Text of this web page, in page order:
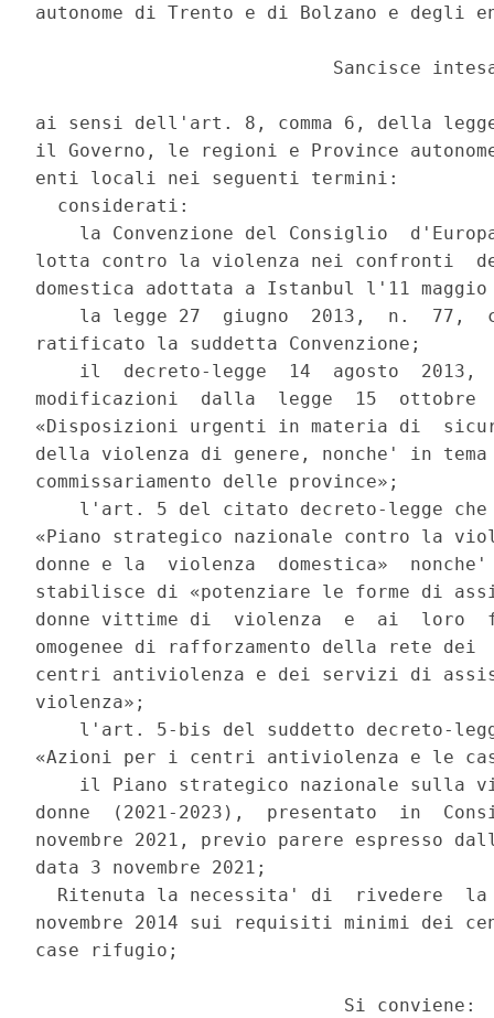
autonome di Trento e di Bolzano e
Sancisce
ai sensi dell'art. 8, comma 6, della
il Governo, le regioni e Province
enti locali nei seguenti termini:
  considerati:
la Convenzione del Consiglio
lotta contro la violenza nei confronti
domestica adottata a Istanbul l'11
la legge 27  giugno  2013,  n.  77,
ratificato la suddetta Convenzione;
il  decreto-legge  14  agosto  2013,
modificazioni  dalla  legge  15
«Disposizioni urgenti in materia di
della violenza di genere, nonche' in
commissariamento delle province»;
l'art. 5 del citato decreto-legge
«Piano strategico nazionale contro la
donne e la  violenza  domestica»
stabilisce di «potenziare le forme di
donne vittime di  violenza  e  ai  loro
omogenee di rafforzamento della rete
centri antiviolenza e dei servizi di
violenza»;
l'art. 5-bis del suddetto decreto-
«Azioni per i centri antiviolenza e le
il Piano strategico nazionale sulla
donne  (2021-2023),  presentato  in
novembre 2021, previo parere espresso
data 3 novembre 2021;
Ritenuta la necessita' di  rivedere
novembre 2014 sui requisiti minimi dei
case rifugio;
                            Si conviene: